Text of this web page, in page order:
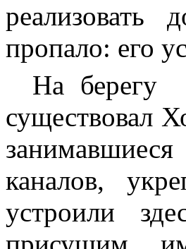
пропало: его
На берегу
существовал
каналов,
устроили